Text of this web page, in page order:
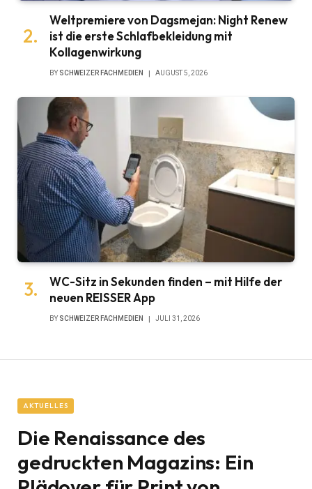
Weltpremiere von Dagsmejan: Night Renew
ist die erste Schlafbekleidung mit
Kollagenwirkung
BY SCHWEIZER FACHMEDIEN AUGUST 5, 2026
WC-Sitz in Sekunden finden – mit Hilfe der
neuen REISSER App
BY SCHWEIZER FACHMEDIEN JULI 31, 2026
AKTUELLES
Die Renaissance des
gedruckten Magazins: Ein